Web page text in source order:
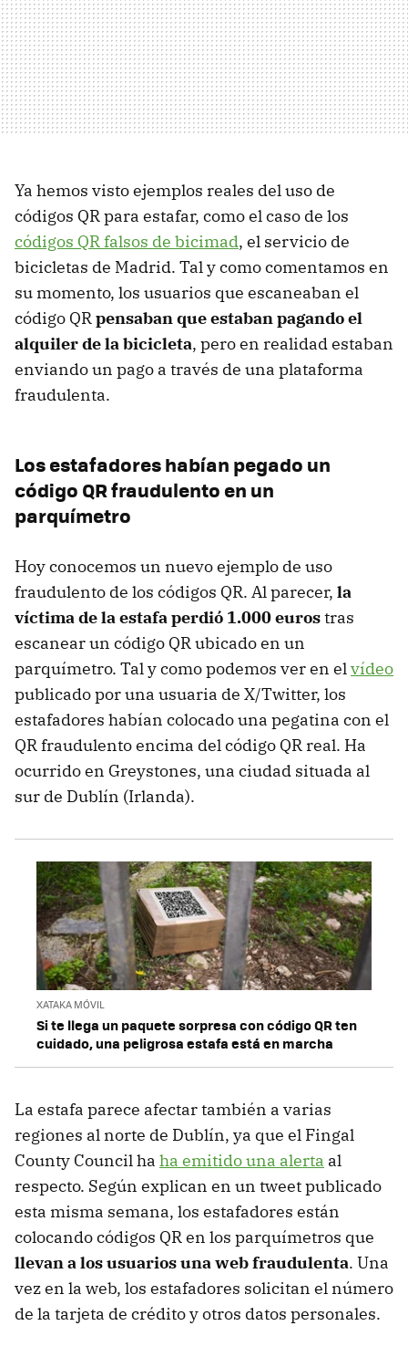
Ya hemos visto ejemplos reales del uso de
códigos QR para estafar, como el caso de los
códigos QR falsos de bicimad, el servicio de
bicicletas de Madrid. Tal y como comentamos en
su momento, los usuarios que escaneaban el
código QRpensaban que estaban pagando el
alquiler de la bicicleta, pero en realidad estaban
enviando un pago a través de una plataforma
fraudulenta.
Los estafadores habían pegado un
código QR fraudulento en un
parquímetro
Hoy conocemos un nuevo ejemplo de uso
fraudulento de los códigos QR. Al parecer, la
víctima de la estafa perdió 1.000 eurostras
escanear un código QR ubicado en un
parquímetro. Tal y como podemos ver en elvídeo
publicado por una usuaria de X/Twitter, los
estafadores habían colocado una pegatina con el
QR fraudulento encima del código QR real. Ha
ocurrido en Greystones, una ciudad situada al
sur de Dublín (Irlanda).
XATAKA MÓVIL
Si te llega un paquete sorpresa con código QR ten
cuidado, una peligrosa estafa está en marcha
La estafa parece afectar también a varias
regiones al norte de Dublín, ya que el Fingal
County Council ha ha emitido una alerta al
respecto. Según explican en un tweet publicado
esta misma semana, los estafadores están
colocando códigos QR en los parquímetros que
llevan a los usuarios una web fraudulenta. Una
vez en la web, los estafadores solicitan el número
de la tarjeta de crédito y otros datos personales.